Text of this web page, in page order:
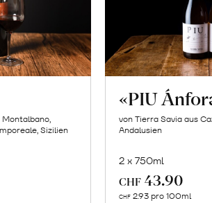
Sizilien
«PIU
von Tierra Savia aus
Andalusien
2 x 750ml
CHF 43.90
CHF 2.93 pro 100ml